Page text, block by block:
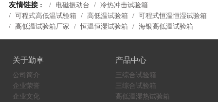
友情链接 : 电磁振动台
冷热冲击试验箱
可程式高低温试验箱
高低温试验箱
可程式恒温恒湿试验箱
高低温试验箱厂家
恒温恒湿试验箱 海银高低温试验箱
关于勤卓
公司简介
企业荣誉
企业文化
产品中心
三综合试验箱
三综合试验箱
高低温湿热试验箱